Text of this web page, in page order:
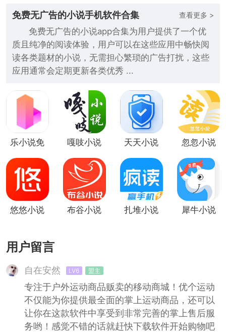
免费无广告的小说手机软件合集 查看更多 >
免费无广告的小说app合集为用户提供了一个优
质且纯净的阅读体验，用户可以在这些应用中畅快阅
读各类题材的小说，无需担心繁琐的广告打扰，这些
应用通常会定期更新各类优秀 ...
乐小说免
嘎吱小说 天天小说 忽忽小说
悠悠小说 布谷小说 扎堆小说 犀牛小说
用户留言
自在安然 LV6 盟主
专注于户外运动商品贩卖的移动商城！优个运动
不仅能为你提供最全面的掌上运动商品，还可以
让你在这款软件中享受到非常完善的掌上售后服
务哟！感觉不错的话就赶快下载软件开始购物吧